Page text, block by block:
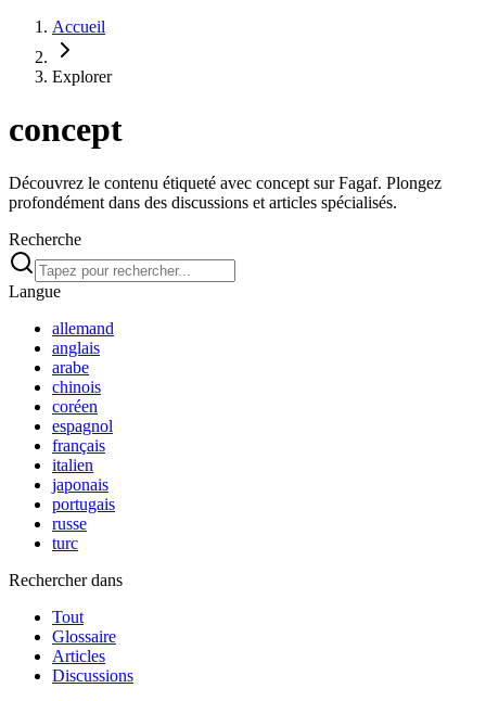
Accueil
Explorer
concept
Découvrez le contenu étiqueté avec concept sur Fagaf. Plongez
profondément dans des discussions et articles spécialisés.
Recherche
Langue
allemand
anglais
arabe
chinois
coréen
espagnol
français
italien
japonais
portugais
russe
turc
Rechercher dans
Tout
Glossaire
Articles
Discussions